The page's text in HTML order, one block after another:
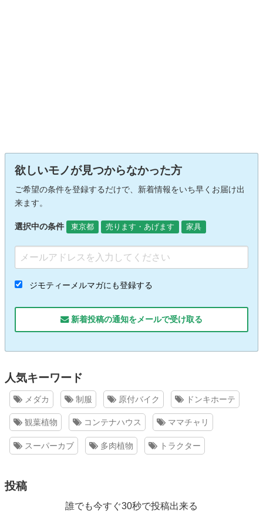
欲しいモノが見つからなかった方
ご希望の条件を登録するだけで、新着情報をいち早くお届け出
来ます。
選択中の条件 東京都 売ります・あげます 家具
ジモティーメルマガにも登録する
新着投稿の通知をメールで受け取る
人気キーワード
メダカ 制服 原付バイク ドンキホーテ
観葉植物 コンテナハウス ママチャリ
スーパーカブ 多肉植物 トラクター
投稿
誰でも今すぐ30秒で投稿出来る